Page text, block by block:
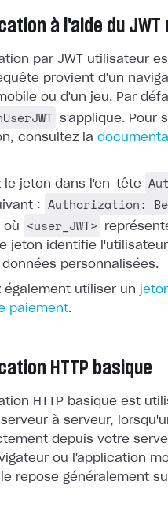
à l'aide du
par JWT utilisateur
provient d'un
ou d'un jeu. Par
s'applique. Pour
consultez la
le jeton dans l'en-tête
: Authorization:
où <user_JWT>
jeton identifie
personnalisées.
également utiliser un
paiement.
HTTP basique
HTTP basique est
à serveur,
depuis votre
ou l'application
repose généralement